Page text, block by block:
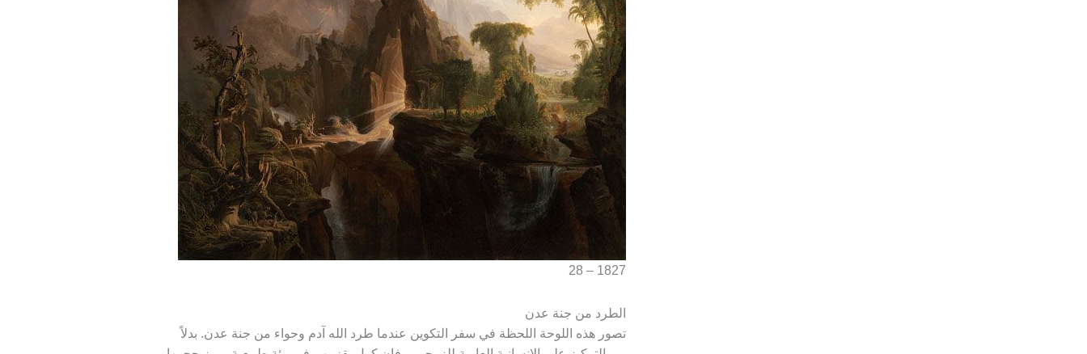
1827 – 28
الطرد من جنة عدن
تصور هذه اللوحة اللحظة في سفر التكوين عندما طرد الله آدم وحواء من جنة عدن. بدلاً